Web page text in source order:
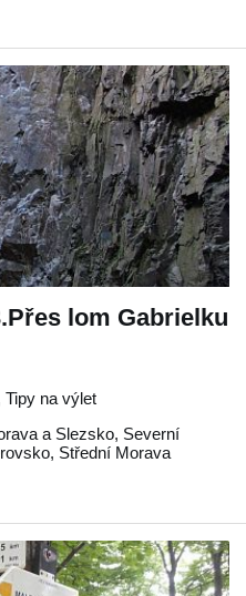
lom Gabrielku
na výlet
a Slezsko, Severní
, Střední Morava